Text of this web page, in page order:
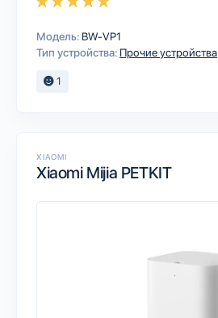
Модель: BW-VP1
Тип устройства: Прочие устройства
1
XIAOMI
Xiaomi Mijia PETKIT